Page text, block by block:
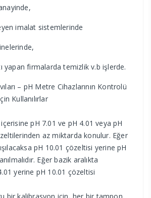
imalat sistemlerinde
yapan firmalarda temizlik v.b işlerde.
– pH Metre Cihazlarının Kontrolü
Kullanılırlar
pH 7.01 ve pH 4.01 veya pH
az miktarda konulur. Eğer
pH 10.01 çözeltisi yerine pH
Eğer bazik aralıkta
yerine pH 10.01 çözeltisi